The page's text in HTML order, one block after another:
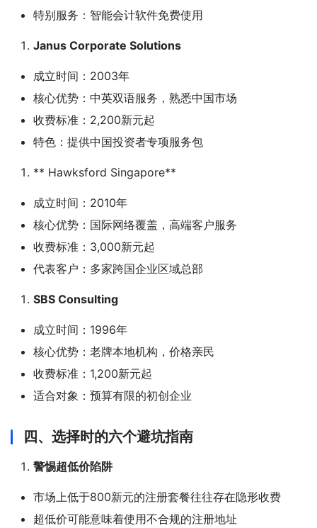
特别服务：智能会计软件免费使用
Janus Corporate Solutions
成立时间：2003年
核心优势：中英双语服务，熟悉中国市场
收费标准：2,200新元起
特色：提供中国投资者专项服务包
** Hawksford Singapore**
成立时间：2010年
核心优势：国际网络覆盖，高端客户服务
收费标准：3,000新元起
代表客户：多家跨国企业区域总部
SBS Consulting
成立时间：1996年
核心优势：老牌本地机构，价格亲民
收费标准：1,200新元起
适合对象：预算有限的初创企业
四、选择时的六个避坑指南
警惕超低价陷阱
市场上低于800新元的注册套餐往往存在隐形收费
超低价可能意味着使用不合规的注册地址